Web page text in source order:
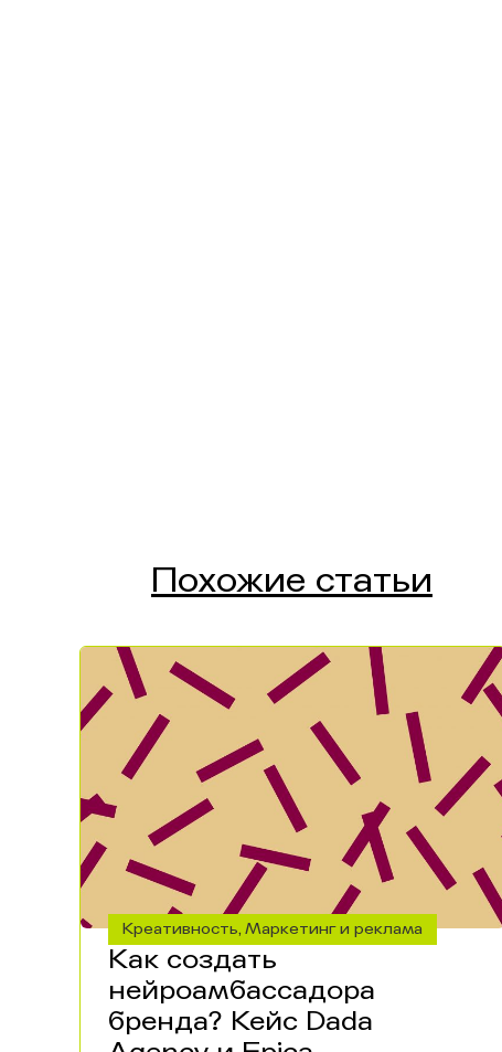
Похожие статьи
Креативность, Маркетинг и реклама
Как создать
нейроамбассадора
бренда? Кейс Dada